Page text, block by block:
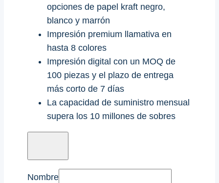
opciones de papel kraft negro,
blanco y marrón
Impresión premium llamativa en
hasta 8 colores
Impresión digital con un MOQ de
100 piezas y el plazo de entrega
más corto de 7 días
La capacidad de suministro mensual
supera los 10 millones de sobres
Nombre